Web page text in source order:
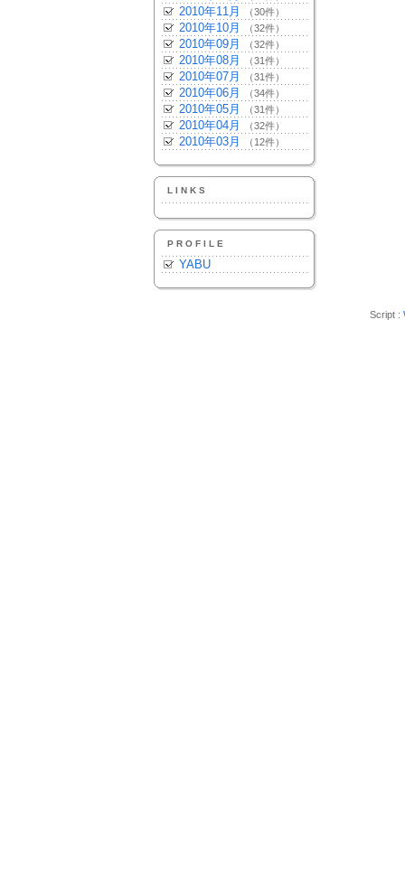
2010年11月 （30件）
2010年10月 （32件）
2010年09月 （32件）
2010年08月 （31件）
2010年07月 （31件）
2010年06月 （34件）
2010年05月 （31件）
2010年04月 （32件）
2010年03月 （12件）
LINKS
PROFILE
YABU
Script :